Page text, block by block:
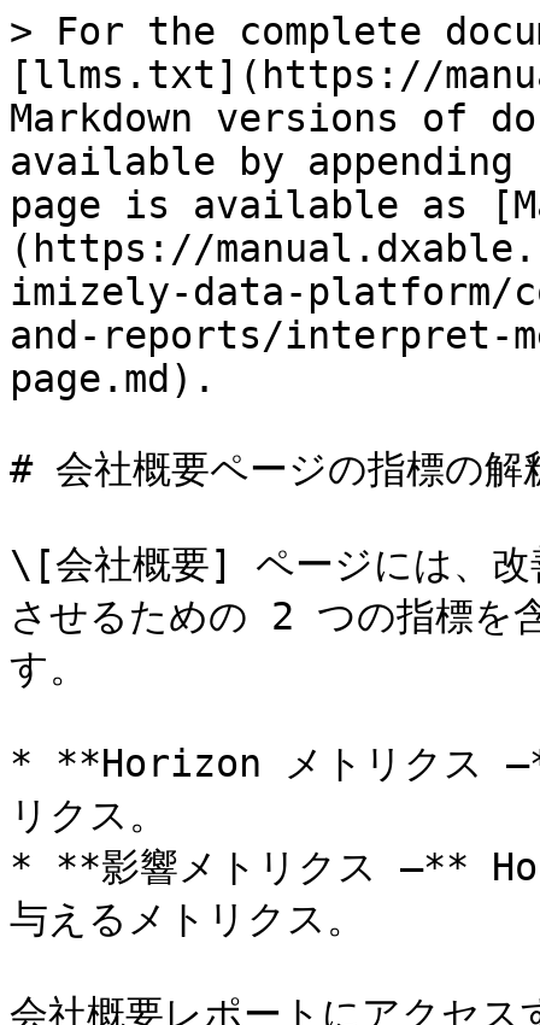
> For the complete
[llms.txt](https://
Markdown versions of
available by
page is available as
(https://
imizely-data-platform/
and-reports/interpret-
page.md).
# 会社概要ページの指標の解
\[会社概要] ページには、改
させるための 2 つの指標を
す。
* **Horizo​​n メトリクス
リクス。
* **影響メトリクス –**
与えるメトリクス。
会社概要レポートにアクセ